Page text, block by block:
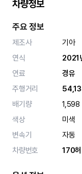
차량정보
주요 정보
제조사
기아
연식
2021
연료
경유
주행거리
배기량
1,598
색상
미색
변속기
자동
차량번호
170